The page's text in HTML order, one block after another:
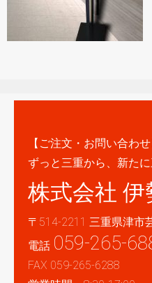
【ご注文・お問い合わせ
ずっと三重から、新たに
株式会社 伊
〒514-2211 三重県津市
電話 059-265-
FAX 059-265-6288